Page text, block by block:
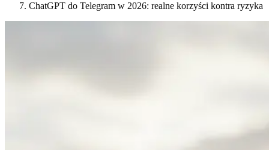
ChatGPT do Telegram w 2026: realne korzyści kontra ryzyka